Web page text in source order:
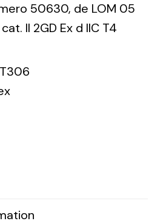
50630, de LOM 05
cat. II 2GD Ex d IIC T4